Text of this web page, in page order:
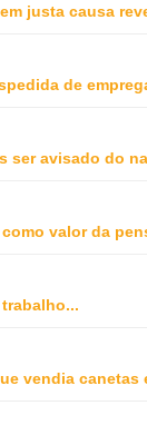
justa causa
de
ser avisado do
valor da
...
vendia canetas